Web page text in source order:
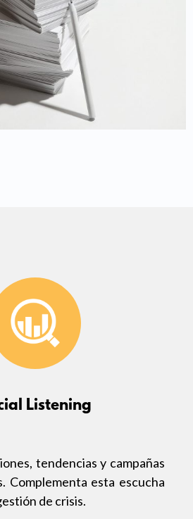
Listening
tendencias y campañas
Complementa esta escucha
de crisis.